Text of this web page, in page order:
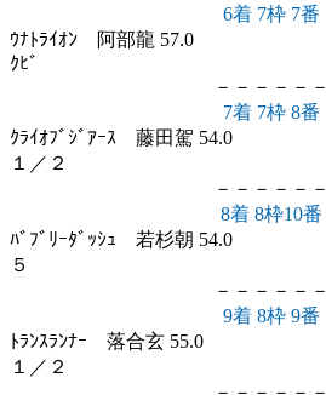
6着 7枠 7番
ｳﾅﾄﾗｲｵﾝ 阿部龍 57.0
ｸﾋﾞ
－－－－－－
7着 7枠 8番
ｸﾗｲｵﾌﾞｼﾞｱｰｽ 藤田駕 54.0
１／２
－－－－－－
8着 8枠10番
ﾊﾞﾌﾞﾘｰﾀﾞｯｼｭ 若杉朝 54.0
５
－－－－－－
9着 8枠 9番
ﾄﾗﾝｽﾗﾝﾅｰ 落合玄 55.0
１／２
－－－－－－